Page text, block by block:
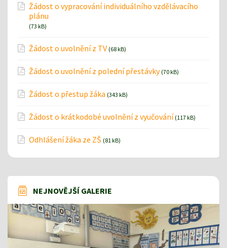
Žádost o vypracování individuálního vzdělávacího
plánu
(73 kB)
Žádost o uvolnění z TV (68 kB)
Žádost o uvolnění z polední přestávky (70 kB)
Žádost o přestup žáka (343 kB)
Žádost o krátkodobé uvolnění z vyučování (117 kB)
Odhlášení žáka ze ZŠ (81 kB)
NEJNOVĚJŠÍ GALERIE